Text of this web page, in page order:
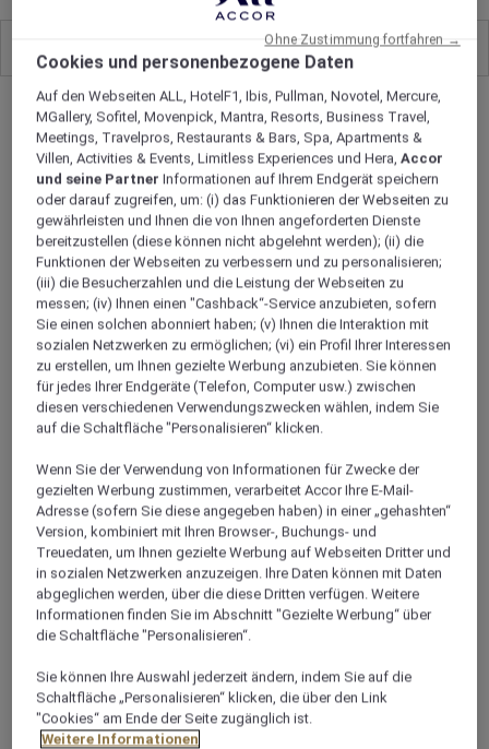
Classic-Zimmer Mit Kingsize-
Bett
In unseren 25 m² großen, schallgedämmten Classic-
Zimmern mit Kingsize-Bett fühlen Sie sich wie zu Hause.
Freuen Sie sich auf kostenfreies WLAN, einen
Kaffee-/Teezubereiter und einen Flachbild-LCD-
Fernseher.
Verfügbarkeit anzeigen
Cookies und personenbezogene Daten
Auf den Webseiten ALL, HotelF1, Ibis, Pullman, Novotel, Mercure,
MGallery, Sofitel, Movenpick, Mantra, Resorts, Business Travel,
Meetings, Travelpros, Restaurants & Bars, Spa, Apartments &
Villen, Activities & Events, Limitless Experiences und Hera,Accor
und seine Partner Informationen auf Ihrem Endgerät speichern
oder darauf zugreifen, um: (i) das Funktionieren der Webseiten zu
gewährleisten und Ihnen die von Ihnen angeforderten Dienste
bereitzustellen (diese können nicht abgelehnt werden); (ii) die
Funktionen der Webseiten zu verbessern und zu personalisieren;
(iii) die Besucherzahlen und die Leistung der Webseiten zu
messen; (iv) Ihnen einen "Cashback“-Service anzubieten, sofern
Sie einen solchen abonniert haben; (v) Ihnen die Interaktion mit
sozialen Netzwerken zu ermöglichen; (vi) ein Profil Ihrer Interessen
zu erstellen, um Ihnen gezielte Werbung anzubieten. Sie können
für jedes Ihrer Endgeräte (Telefon, Computer usw.) zwischen
diesen verschiedenen Verwendungszwecken wählen, indem Sie
auf die Schaltfläche "Personalisieren“ klicken.
Wenn Sie der Verwendung von Informationen für Zwecke der
gezielten Werbung zustimmen, verarbeitet Accor Ihre E-Mail-
Adresse (sofern Sie diese angegeben haben) in einer „gehashten“
Version, kombiniert mit Ihren Browser-, Buchungs- und
Treuedaten, um Ihnen gezielte Werbung auf Webseiten Dritter und
in sozialen Netzwerken anzuzeigen. Ihre Daten können mit Daten
abgeglichen werden, über die diese Dritten verfügen. Weitere
Informationen finden Sie im Abschnitt "Gezielte Werbung“ über
die Schaltfläche "Personalisieren“.
Sie können Ihre Auswahl jederzeit ändern, indem Sie auf die
Schaltfläche „Personalisieren“ klicken, die über den Link
"Cookies“ am Ende der Seite zugänglich ist.
Weitere Informationen
Ohne Zustimmung fortfahren →